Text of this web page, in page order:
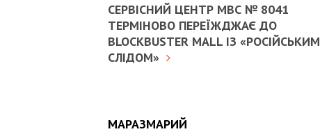
СЕРВІСНИЙ ЦЕНТР МВС № 8041
ТЕРМІНОВО ПЕРЕЇЖДЖАЄ ДО
BLOCKBUSTER MALL ІЗ «РОСІЙСЬКИМ
СЛІДОМ»
МАРАЗМАРИЙ